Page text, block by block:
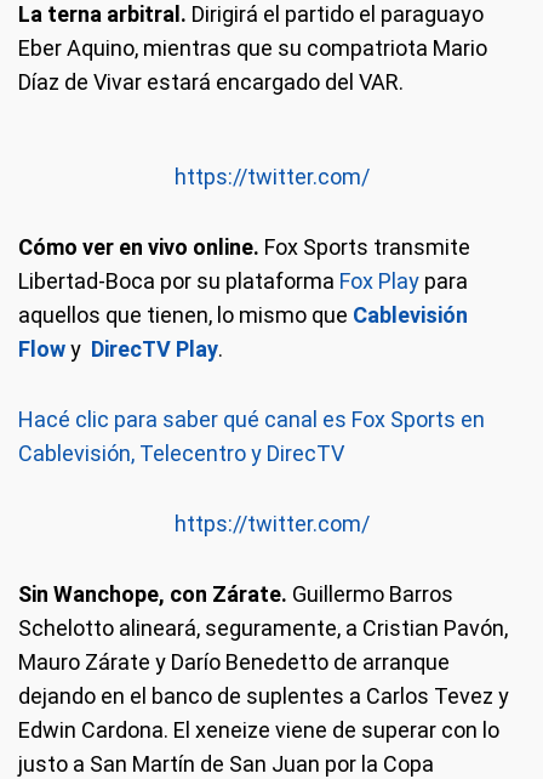
La terna arbitral. Dirigirá el partido el paraguayo
Eber Aquino, mientras que su compatriota Mario
Díaz de Vivar estará encargado del VAR.
https://twitter.com/
Cómo ver en vivo online. Fox Sports transmite
Libertad-Boca por su plataforma Fox Play para
aquellos que tienen, lo mismo que Cablevisión
Flowy DirecTV Play.
Hacé clic para saber qué canal es Fox Sports en
Cablevisión, Telecentro y DirecTV
https://twitter.com/
Sin Wanchope, con Zárate. Guillermo Barros
Schelotto alineará, seguramente, a Cristian Pavón,
Mauro Zárate y Darío Benedetto de arranque
dejando en el banco de suplentes a Carlos Tevez y
Edwin Cardona. El xeneize viene de superar con lo
justo a San Martín de San Juan por la Copa